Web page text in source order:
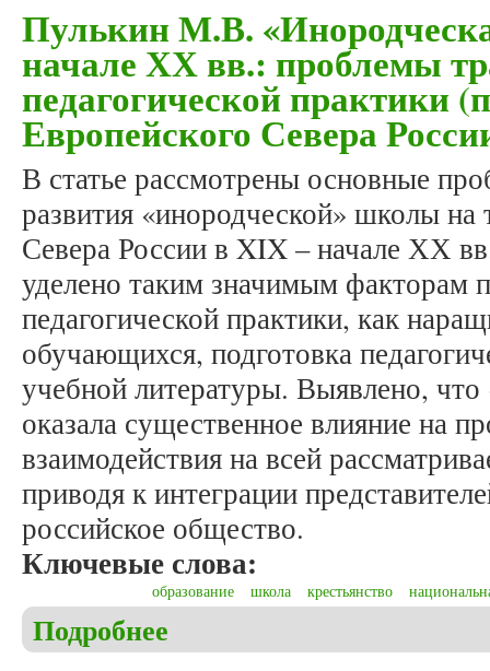
Пулькин М.В.
начале ХХ вв.: проблемы
педагогической практики
Европейского Севера
В статье рассмотрены основные
развития «инородческой» школы на
Севера России в XIX – начале ХХ
уделено таким значимым факторам
педагогической практики, как
обучающихся, подготовка
учебной литературы. Выявлено,
оказала существенное влияние на
взаимодействия на всей
приводя к интеграции
российское общество.
Ключевые слова:
образование школа крестьянство
Подробнее